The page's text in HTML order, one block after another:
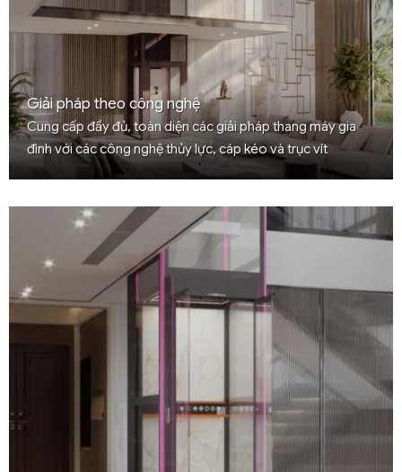
Giải pháp theo công nghệ
Cung cấp đầy đủ, toàn diện các giải pháp thang máy gia
đình với các công nghệ thủy lực, cáp kéo và trục vít